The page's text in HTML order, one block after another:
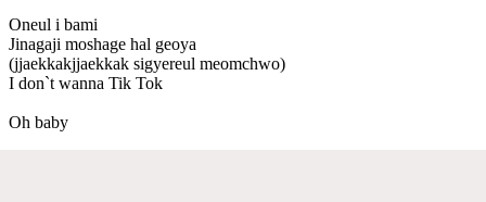
Oneul i bami
Jinagaji moshage hal geoya
(jjaekkakjjaekkak sigyereul meomchwo)
I don`t wanna Tik Tok
Oh baby